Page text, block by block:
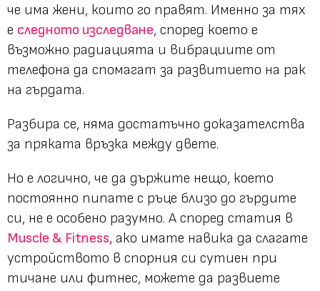
че има жени, които го правят. Именно за тях
е следното изследване, според което е
възможно радиацията и вибрациите от
телефона да спомагат за развитието на рак
на гърдата.
Разбира се, няма достатъчно доказателства
за пряката връзка между двете.
Но е логично, че да държите нещо, което
постоянно пипате с ръце близо до гърдите
си, не е особено разумно. А според статия в
Muscle & Fitness, ако имате навика да слагате
устройството в спорния си сутиен при
тичане или фитнес, можете да развиете